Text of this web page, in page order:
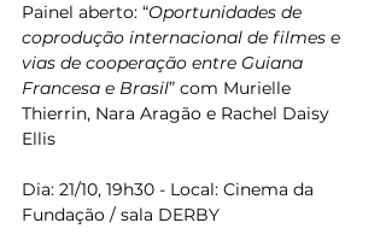
Painel aberto: “Oportunidades de
coprodução internacional de filmes e
vias de cooperação entre Guiana
Francesa e Brasil” com Murielle
Thierrin, Nara Aragão e Rachel Daisy
Ellis
Dia: 21/10, 19h30 - Local: Cinema da
Fundação / sala DERBY